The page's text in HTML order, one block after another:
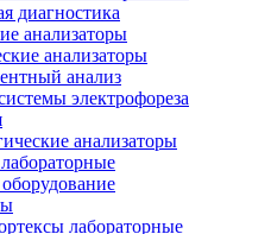
диагностика
анализаторы
анализаторы
анализ
электрофореза
анализаторы
лабораторные